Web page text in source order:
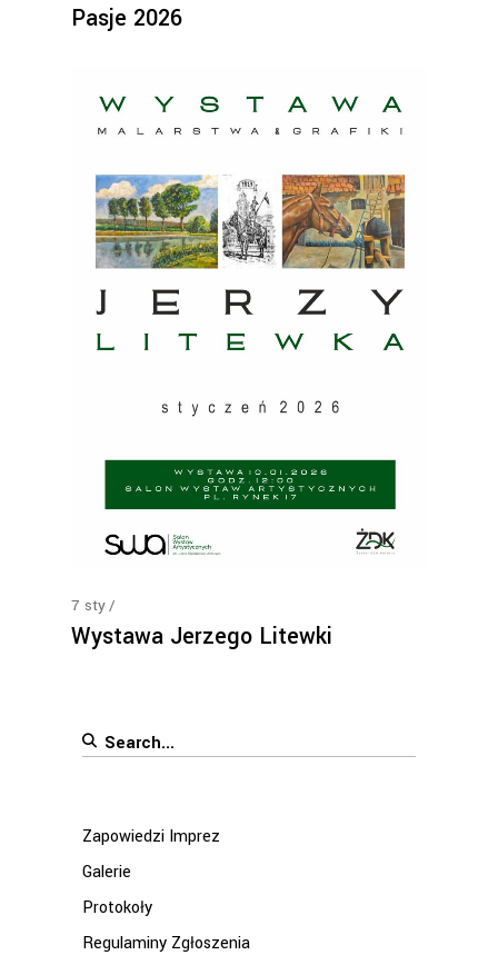
Pasje 2026
7 sty
Wystawa Jerzego Litewki
Search
Zapowiedzi Imprez
Galerie
Protokoły
Regulaminy Zgłoszenia